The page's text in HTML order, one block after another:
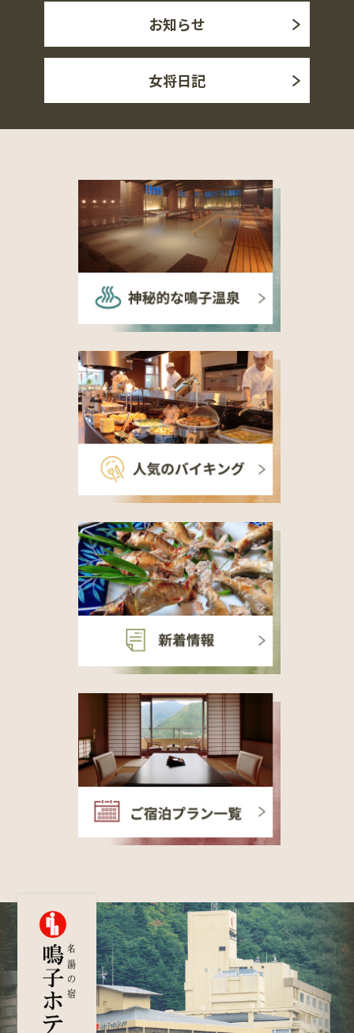
お知らせ
女将日記